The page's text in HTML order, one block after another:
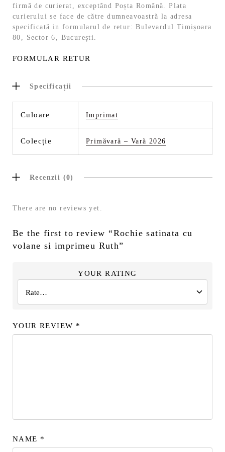
firmă de curierat, exceptând Poșta Română. Plata
curierului se face de către dumneavoastră la adresa
specificată in formularul de retur: Bulevardul Timișoara
80, Sector 6, București.
FORMULAR RETUR
Specificații
Culoare Imprimat
Colecție Primăvară – Vară 2026
Recenzii (0)
There are no reviews yet.
Be the first to review “Rochie satinata cu
volane si imprimeu Ruth”
YOUR RATING
YOUR REVIEW *
NAME *